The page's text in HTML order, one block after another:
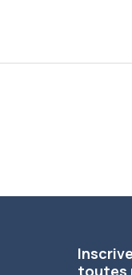
toutes